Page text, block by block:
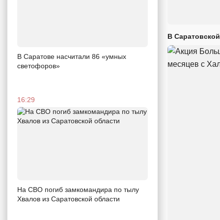
В Саратове насчитали 86 «умных
светофоров»
16:29
На СВО погиб замкомандира по тылу
Хвалов из Саратовской области
В